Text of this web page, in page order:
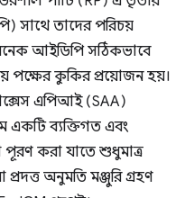
সাথে তাদের পরিচয়
আইডিপি সঠিকভাবে
পক্ষের কুকির প্রয়োজন হয়।
এপিআই (SAA)
ব্যক্তিগত এবং
পূরণ করা যাতে শুধুমাত্র
প্রদত্ত অনুমতি মঞ্জুরি গ্রহণ